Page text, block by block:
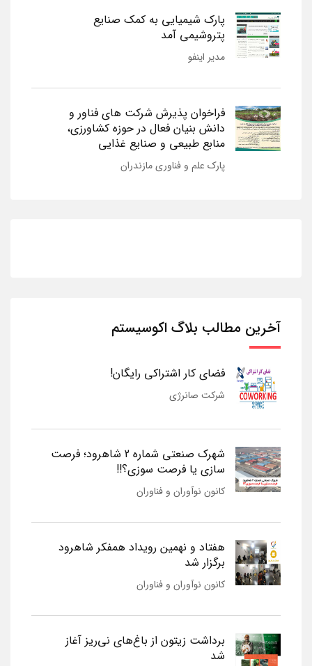
پارک شیمیایی به کمک صنایع
پتروشیمی آمد
مدیر اینفو
فراخوان پذیرش شرکت های فناور و
دانش بنیان فعال در حوزه کشاورزی،
منابع طبیعی و صنایع غذایی
پارک علم و فناوری مازندران
آخرین مطالب بلاگ اکوسیستم
فضای کار اشتراکی رایگان!
شرکت صانرژی
شهرک صنعتی شماره 2 شاهرود؛ فرصت
سازی یا فرصت سوزی؟!!
کانون نوآوران و فناوران
هفتاد و نهمین رویداد همفکر شاهرود
برگزار شد
کانون نوآوران و فناوران
برداشت زیتون از باغ‌های نی‌ریز آغاز
شد